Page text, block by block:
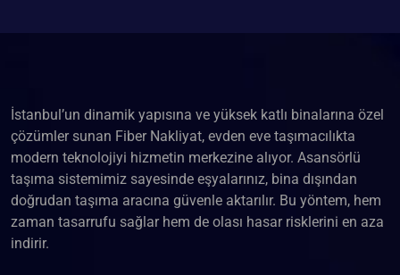
İstanbul’un dinamik yapısına ve yüksek katlı binalarına özel
çözümler sunan Fiber Nakliyat, evden eve taşımacılıkta
modern teknolojiyi hizmetin merkezine alıyor. Asansörlü
taşıma sistemimiz sayesinde eşyalarınız, bina dışından
doğrudan taşıma aracına güvenle aktarılır. Bu yöntem, hem
zaman tasarrufu sağlar hem de olası hasar risklerini en aza
indirir.